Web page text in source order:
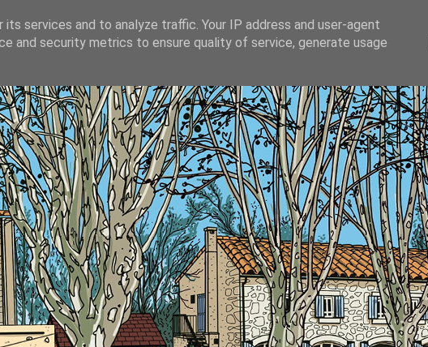
services and to analyze traffic. Your IP address and user-agent
and security metrics to ensure quality of service, generate usage